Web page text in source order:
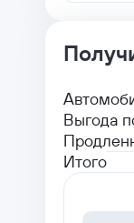
Выгода
Итого